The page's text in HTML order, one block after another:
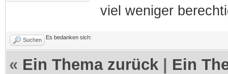
viel weniger
Suchen Es bedanken sich:
« Ein Thema zurück Ein